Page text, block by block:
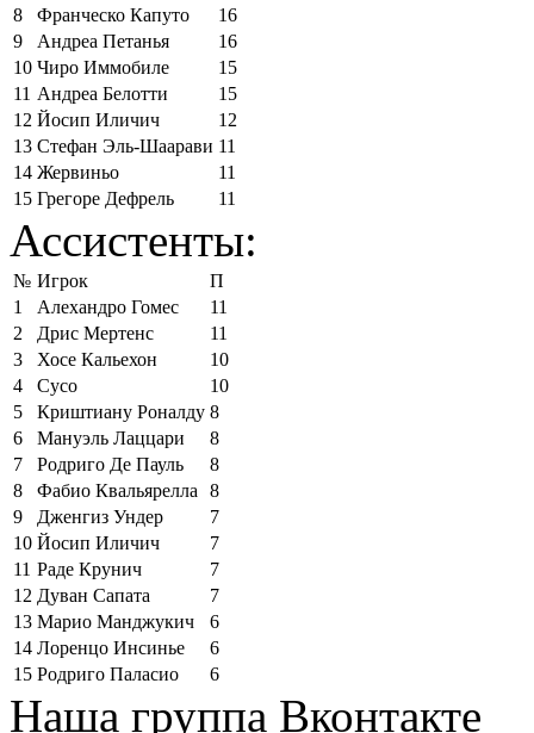
8
Франческо Капуто
16
9
Андреа Петанья
16
10 Чиро Иммобиле
15
11 Андреа Белотти
15
12 Йосип Иличич
12
13 Стефан Эль-Шаарави 11
14 Жервиньо
11
15 Грегоре Дефрель 11
Ассистенты:
№ Игрок
П
1
Алехандро Гомес
11
2
Дрис Мертенс
11
3
Хосе Кальехон
10
4
Сусо
10
5
Криштиану Роналду 8
6
Мануэль Лаццари
8
7
Родриго Де Пауль
8
8
Фабио Квальярелла
8
9
Дженгиз Ундер
7
10 Йосип Иличич
7
11 Раде Крунич
7
12 Дуван Сапата
7
13 Марио Манджукич
6
14 Лоренцо Инсинье
6
15 Родриго Паласио 6
Наша группа Вконтакте